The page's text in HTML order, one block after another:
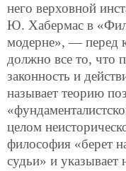
него верховной
Ю. Хабермас в
модерне», — перед
должно все то, что
законность и
называет теорию
целом
философия «берет
судьи» и указывает